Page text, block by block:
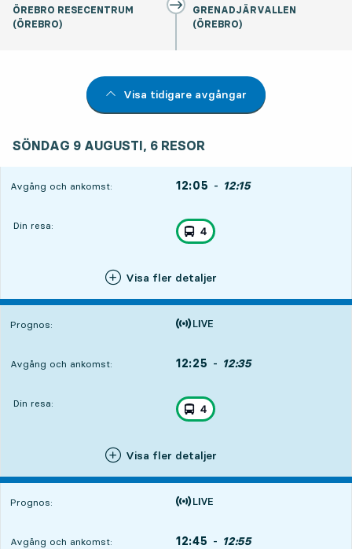
ÖREBRO RESECENTRUM
(ÖREBRO)
GRENADJÄRVALLEN
(ÖREBRO)
Visa tidigare avgångar
söndag 9 augusti, 6
SÖNDAG 9 AUGUSTI,, 6 RESOR
Avgång och ankomst: Avgång
12:05 - Ankomst
12:15
Din resa: Stadsbuss linje
4
, ingår i resan
Visa fler detaljer
Prognos:
Tiden är prognos
Avgång och ankomst: Avgång
12:25 - Ankomst
12:35
Din resa: Stadsbuss linje
4
, ingår i resan
Visa fler detaljer
Prognos:
Tiden är prognos
Avgång och ankomst: Avgång
12:45 - Ankomst
12:55